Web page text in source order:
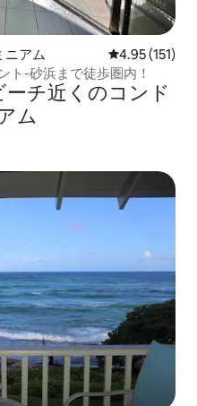
ニアム レビュー151
4.95 (151)
ト-砂浜まで徒歩圏内！
チ近くのコンド
ム